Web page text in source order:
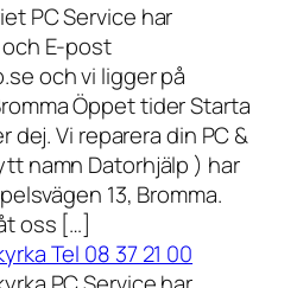
PC Service har
och E-post
och vi ligger på
Öppet tider Starta
dej. Vi reparera din PC &
namn Datorhjälp ) har
13, Bromma.
oss […]
Tel 08 37 21 00